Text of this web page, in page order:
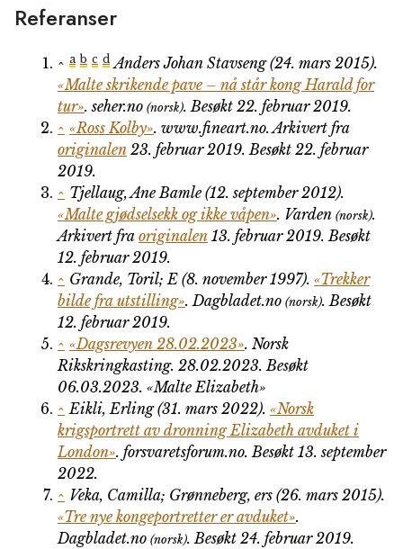
Referanser
^ a b c d Anders Johan Stavseng (24. mars 2015).
«Malte skrikende pave – nå står kong Harald for
tur».seher.no (norsk). Besøkt 22. februar 2019.
^ «Ross Kolby». www.fineart.no. Arkivert fra
originalen 23. februar 2019. Besøkt 22. februar
2019.
^ Tjellaug, Ane Bamle (12. september 2012).
«Malte gjødselsekk og ikke våpen». Varden (norsk).
Arkivert fra originalen 13. februar 2019. Besøkt
12. februar 2019.
^ Grande, Toril; E (8. november 1997). «Trekker
bilde fra utstilling». Dagbladet.no (norsk). Besøkt
12. februar 2019.
^ «Dagsrevyen 28.02.2023». Norsk
Rikskringkasting. 28.02.2023. Besøkt
06.03.2023. «Malte Elizabeth»
^ Eikli, Erling (31. mars 2022). «Norsk
krigsportrett av dronning Elizabeth avduket i
London». forsvaretsforum.no. Besøkt 13. september
2022.
^ Veka, Camilla; Grønneberg, ers (26. mars 2015).
«Tre nye kongeportretter er avduket».
Dagbladet.no (norsk). Besøkt 24. februar 2019.